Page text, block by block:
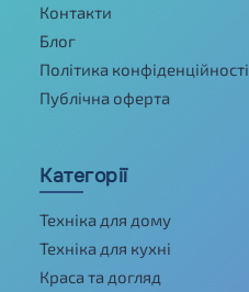
Контакти
Блог
Політика конфіденційності
Публічна оферта
Категорії
Техніка для дому
Техніка для кухні
Краса та догляд